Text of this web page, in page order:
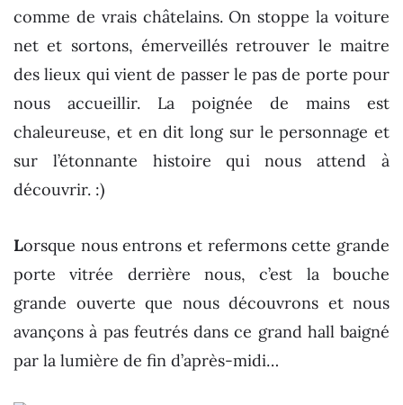
comme de vrais châtelains. On stoppe la voiture
net et sortons, émerveillés retrouver le maitre
des lieux qui vient de passer le pas de porte pour
nous accueillir. La poignée de mains est
chaleureuse, et en dit long sur le personnage et
sur l’étonnante histoire qui nous attend à
découvrir. :)
Lorsque nous entrons et refermons cette grande
porte vitrée derrière nous, c’est la bouche
grande ouverte que nous découvrons et nous
avançons à pas feutrés dans ce grand hall baigné
par la lumière de fin d’après-midi…